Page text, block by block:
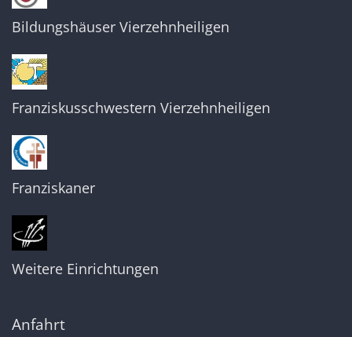
Bildungshäuser Vierzehnheiligen
Franziskusschwestern Vierzehnheiligen
Franziskaner
Weitere Einrichtungen
Anfahrt